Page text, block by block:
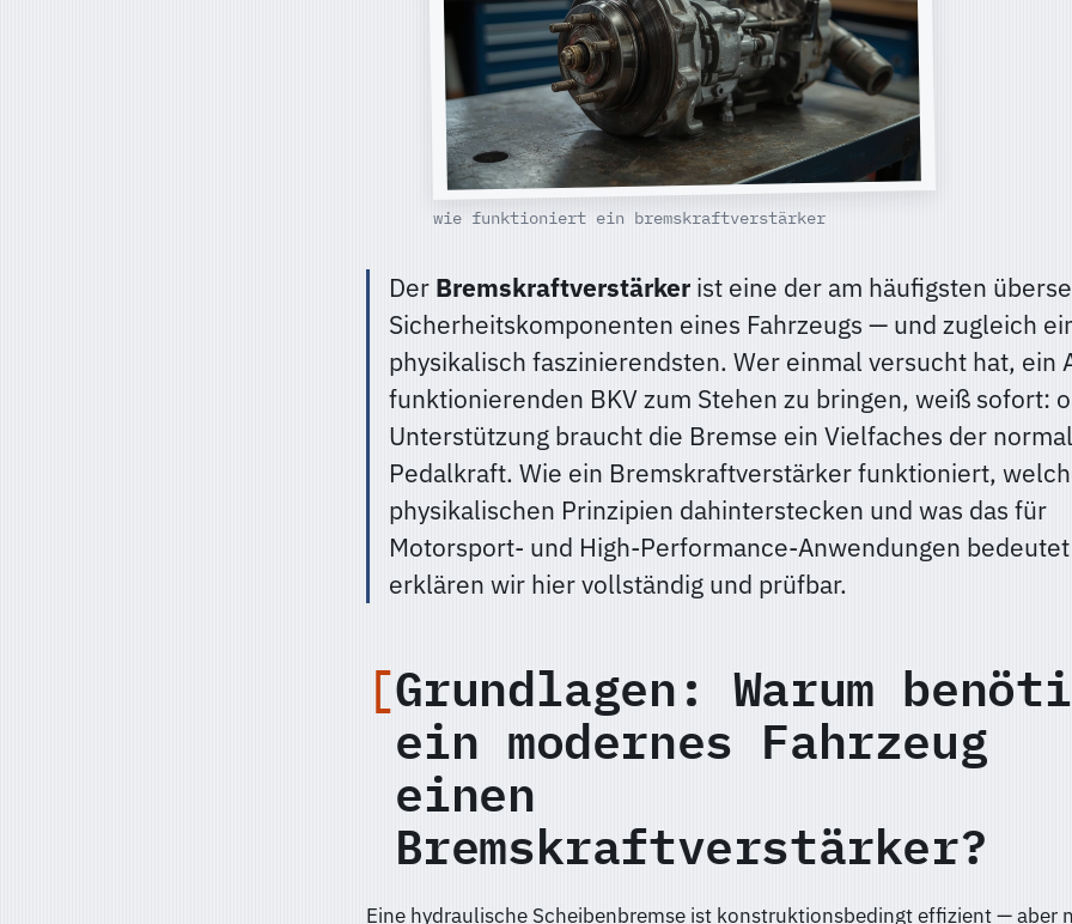
wie funktioniert ein bremskraftverstärker
Der Bremskraftverstärkerist eine der am häufigsten
Sicherheitskomponenten eines Fahrzeugs — und zugleich
physikalisch faszinierendsten. Wer einmal versucht hat, ein
funktionierenden BKV zum Stehen zu bringen, weiß sofort:
Unterstützung braucht die Bremse ein Vielfaches der
Pedalkraft. Wie ein Bremskraftverstärker funktioniert,
physikalischen Prinzipien dahinterstecken und was das für
Motorsport- und High-Performance-Anwendungen
erklären wir hier vollständig und prüfbar.
Grundlagen: Warum
ein modernes Fahrzeug
einen
Bremskraftverstärker?
Eine hydraulische Scheibenbremse ist konstruktionsbedingt effizient — aber